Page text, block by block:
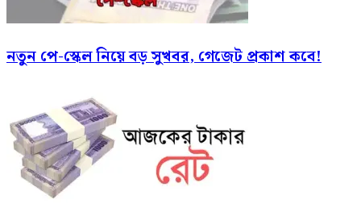
নতুন পে-স্কেল নিয়ে বড় সুখবর, গেজেট প্রকাশ কবে!